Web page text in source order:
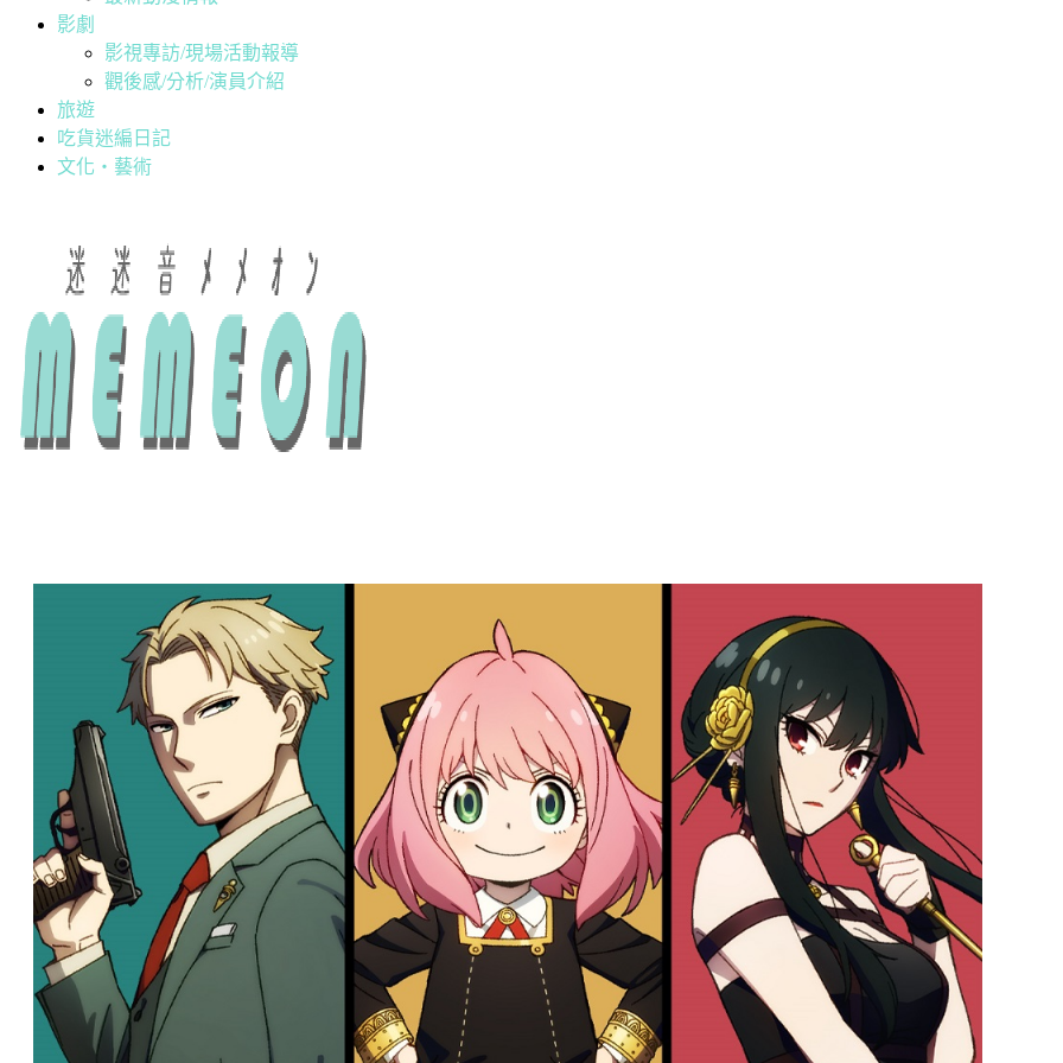
影劇
影視專訪/現場活動報導
觀後感/分析/演員介紹
旅遊
吃貨迷編日記
文化・藝術